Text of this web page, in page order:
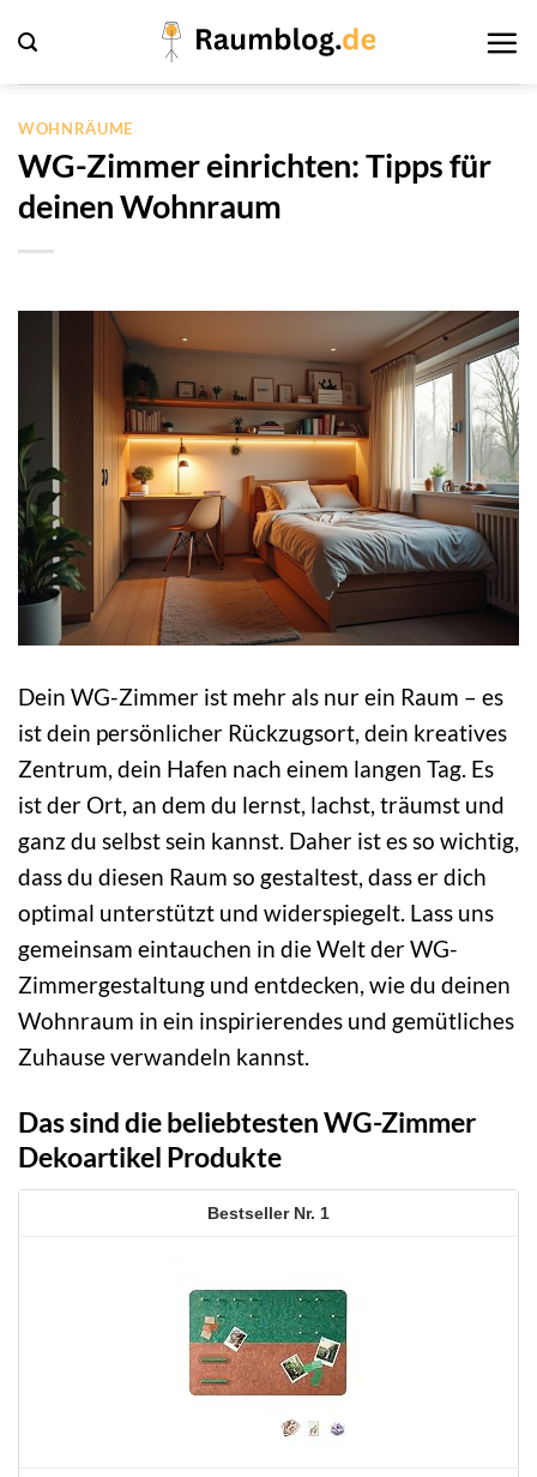
Inhalt
springen
WOHNRÄUME
WG-Zimmer einrichten: Tipps für
deinen Wohnraum
Dein WG-Zimmer ist mehr als nur ein Raum – es
ist dein persönlicher Rückzugsort, dein kreatives
Zentrum, dein Hafen nach einem langen Tag. Es
ist der Ort, an dem du lernst, lachst, träumst und
ganz du selbst sein kannst. Daher ist es so wichtig,
dass du diesen Raum so gestaltest, dass er dich
optimal unterstützt und widerspiegelt. Lass uns
gemeinsam eintauchen in die Welt der WG-
Zimmergestaltung und entdecken, wie du deinen
Wohnraum in ein inspirierendes und gemütliches
Zuhause verwandeln kannst.
Das sind die beliebtesten WG-Zimmer
Dekoartikel Produkte
1